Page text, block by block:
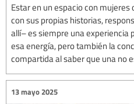
Estar en un espacio con
con sus propias historias,
allí– es siempre una experiencia
esa energía, pero también la
compartida al saber que una no
13 mayo 2025